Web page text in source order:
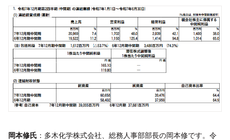
岡本修氏 ：多木化学株式会社、総務人事部部長の岡本修です。令